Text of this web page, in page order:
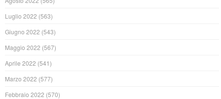
Luglio 2022 (563)
Giugno 2022 (543)
Maggio 2022 (567)
Aprile 2022 (541)
Marzo 2022 (577)
Febbraio 2022 (570)